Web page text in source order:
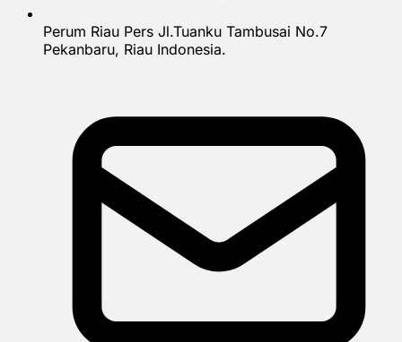
Perum Riau Pers Jl.Tuanku Tambusai No.7
Pekanbaru, Riau Indonesia.